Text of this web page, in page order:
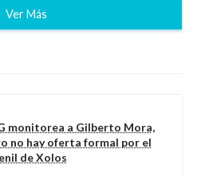
Ver Más
monitorea a Gilberto Mora,
no hay oferta formal por el
de Xolos